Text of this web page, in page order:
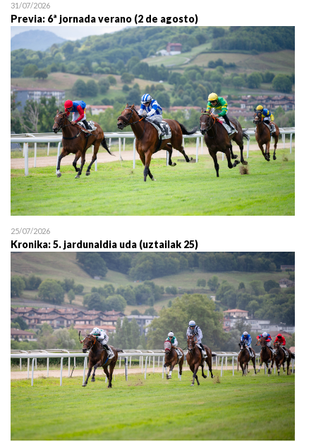
31/07/2026
Previa: 6ª jornada verano (2 de agosto)
25/07/2026
Kronika: 5. jardunaldia uda (uztailak 25)